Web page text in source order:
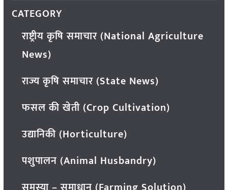
CATEGORY
राष्ट्रीय कृषि समाचार (National Agriculture
News)
राज्य कृषि समाचार (State News)
फसल की खेती (Crop Cultivation)
उद्यानिकी (Horticulture)
पशुपालन (Animal Husbandry)